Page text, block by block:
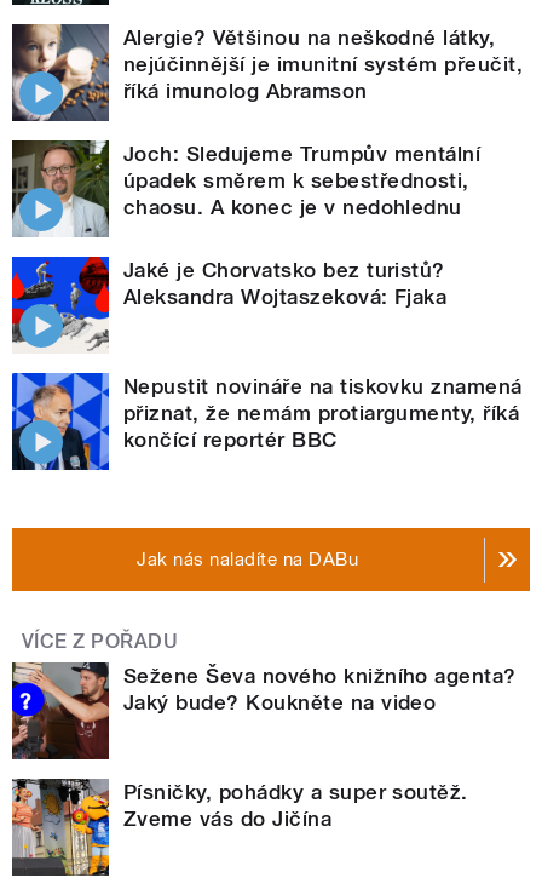
Alergie? Většinou na neškodné látky,
nejúčinnější je imunitní systém přeučit,
říká imunolog Abramson
Joch: Sledujeme Trumpův mentální
úpadek směrem k sebestřednosti,
chaosu. A konec je v nedohlednu
Jaké je Chorvatsko bez turistů?
Aleksandra Wojtaszeková: Fjaka
Nepustit novináře na tiskovku znamená
přiznat, že nemám protiargumenty, říká
končící reportér BBC
Jak nás naladíte na DABu
VÍCE Z POŘADU
Sežene Ševa nového knižního agenta?
Jaký bude? Koukněte na video
Písničky, pohádky a super soutěž.
Zveme vás do Jičína